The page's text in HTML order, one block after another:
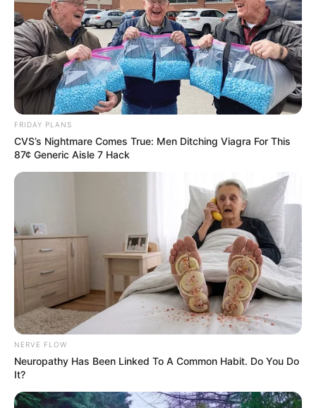
FRIDAY PLANS
CVS’s Nightmare Comes True: Men Ditching Viagra For This
87¢ Generic Aisle 7 Hack
NERVE FLOW
Neuropathy Has Been Linked To A Common Habit. Do You Do
It?